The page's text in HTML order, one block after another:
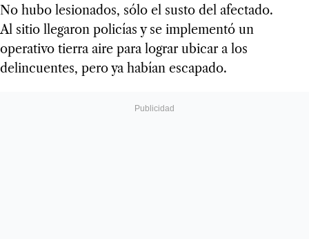
No hubo lesionados, sólo el susto del afectado.
Al sitio llegaron policías y se implementó un
operativo tierra aire para lograr ubicar a los
delincuentes, pero ya habían escapado.